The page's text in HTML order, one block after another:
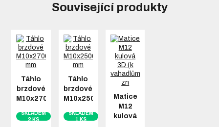
Související produkty
Táhlo
brzdové
M10x2700
SKLADEM
2 KS
Táhlo
brzdové
M10x2500
SKLADEM
1 KS
Matice
M12
kulová